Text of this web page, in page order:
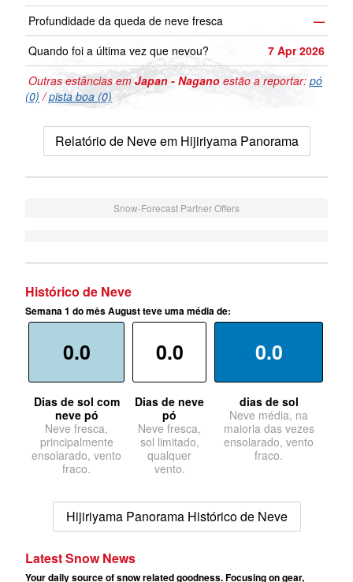
Profundidade da queda de neve fresca
—
Quando foi a última vez que nevou?
7 Apr 2026
Outras estâncias emJapan - Nagano estão a reportar: pó
(0) /pista boa (0)
Relatório de Neve em Hijiriyama Panorama
Snow-Forecast Partner Offers
Histórico de Neve
Semana 1 do mês August teve uma média de:
0.0
Dias de sol com
neve pó
Neve fresca,
principalmente
ensolarado, vento
fraco.
0.0
Dias de neve
pó
Neve fresca,
sol limitado,
qualquer
vento.
0.0
dias de sol
Neve média, na
maioria das vezes
ensolarado, vento
fraco.
Hijiriyama Panorama Histórico de Neve